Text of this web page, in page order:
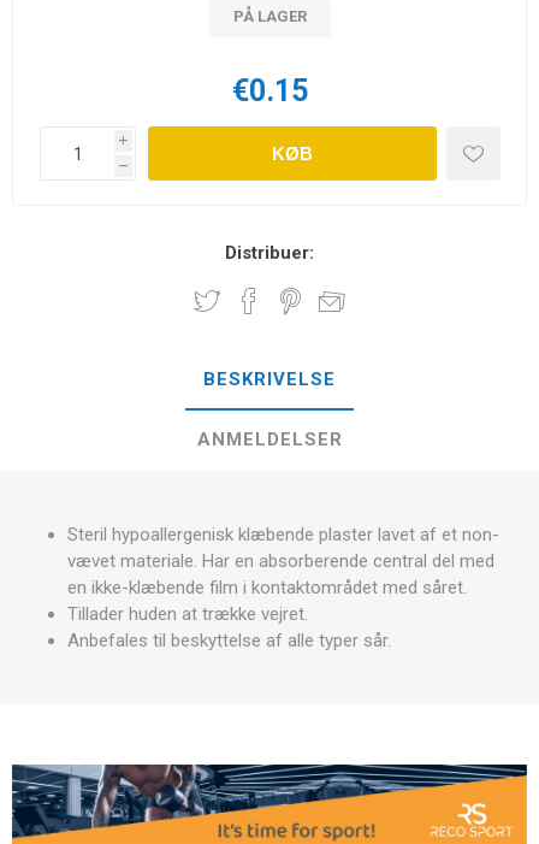
PÅ LAGER
€0.15
i
h
KØB
Distribuer:
BESKRIVELSE
ANMELDELSER
Steril hypoallergenisk klæbende plaster lavet af et non-
vævet materiale. Har en absorberende central del med
en ikke-klæbende film i kontaktområdet med såret.
Tillader huden at trække vejret.
Anbefales til beskyttelse af alle typer sår.